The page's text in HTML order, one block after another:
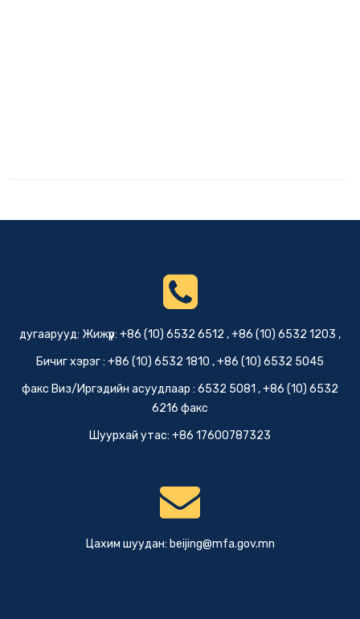
дугаарууд: Жижүүр: +86 (10) 6532 6512 , +86 (10) 6532 1203 ,
Бичиг хэрэг : +86 (10) 6532 1810 , +86 (10) 6532 5045
факс Виз/Иргэдийн асуудлаар : 6532 5081 , +86 (10) 6532
6216 факс
Шуурхай утас: +86 17600787323
Цахим шуудан: beijing@mfa.gov.mn